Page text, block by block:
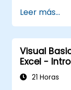
Leer más...
Visual
Excel -
21 Horas